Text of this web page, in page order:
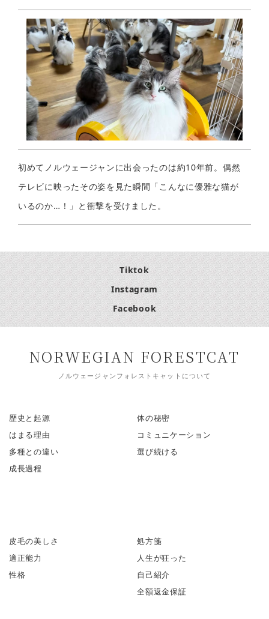
初めてノルウェージャンに出会ったのは約10年前。偶然
テレビに映ったその姿を見た瞬間「こんなに優雅な猫が
いるのか…！」と衝撃を受けました。
Tiktok
Instagram
Facebook
NORWEGIAN FORESTCAT
ノルウェージャンフォレストキャットについて
歴史と起源
はまる理由
多種との違い
成長過程
体の秘密
コミュニケーション
選び続ける
皮毛の美しさ
適正能力
性格
処方箋
人生が狂った
自己紹介
全額返金保証